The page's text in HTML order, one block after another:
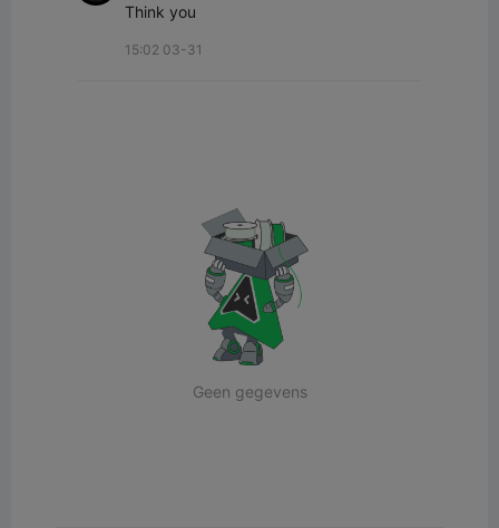
Think you
15:02 03-31
Geen gegevens